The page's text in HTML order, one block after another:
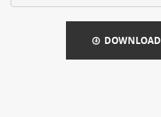
DOWNLOAD